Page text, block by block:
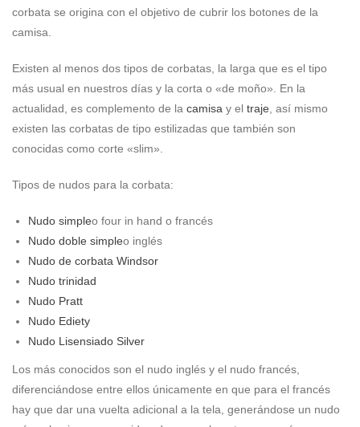
corbata se origina con el objetivo de cubrir los botones de la
camisa.
Existen al menos dos tipos de corbatas, la larga que es el tipo
más usual en nuestros días y la corta o «de moño». En la
actualidad, es complemento de la camisa y el traje , así mismo
existen las corbatas de tipo estilizadas que también son
conocidas como corte «slim».
Tipos de nudos para la corbata:
Nudo simpleo four in hand o francés
Nudo doble simpleo inglés
Nudo de corbata Windsor
Nudo trinidad
Nudo Pratt
Nudo Ediety
Nudo Lisensiado Silver
Los más conocidos son el nudo inglés y el nudo francés,
diferenciándose entre ellos únicamente en que para el francés
hay que dar una vuelta adicional a la tela, generándose un nudo